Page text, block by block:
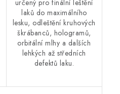
určený pro finální leštění
laků do maximálního
lesku, odleštění kruhových
škrábanců, hologramů,
orbitální mlhy a dalších
lehkých až středních
defektů laku.